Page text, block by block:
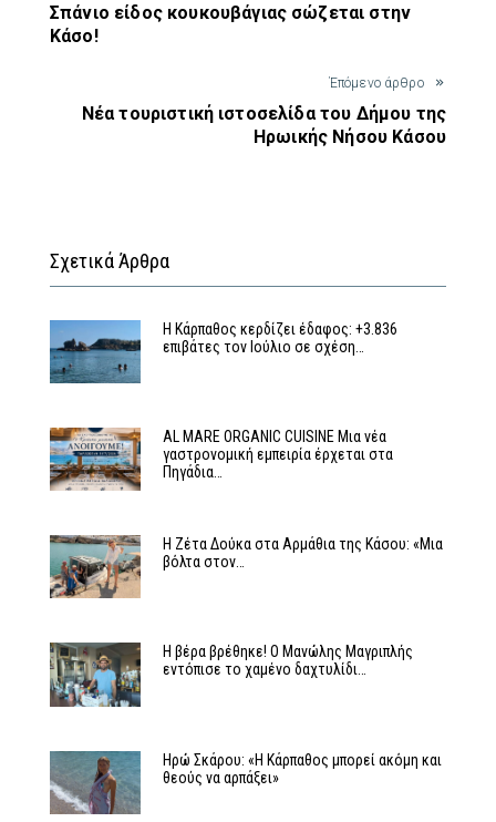
Σπάνιο είδος κουκουβάγιας σώζεται στην
Κάσο!
Έπόμενο άρθρο
Νέα τουριστική ιστοσελίδα του Δήμου της
Ηρωικής Νήσου Κάσου
Σχετικά Άρθρα
Η Κάρπαθος κερδίζει έδαφος: +3.836
επιβάτες τον Ιούλιο σε σχέση…
AL MARE ORGANIC CUISINE Μια νέα
γαστρονομική εμπειρία έρχεται στα
Πηγάδια…
Η Ζέτα Δούκα στα Αρμάθια της Κάσου: «Μια
βόλτα στον…
Η βέρα βρέθηκε! Ο Μανώλης Μαγριπλής
εντόπισε το χαμένο δαχτυλίδι…
Ηρώ Σκάρου: «Η Κάρπαθος μπορεί ακόμη και
θεούς να αρπάξει»